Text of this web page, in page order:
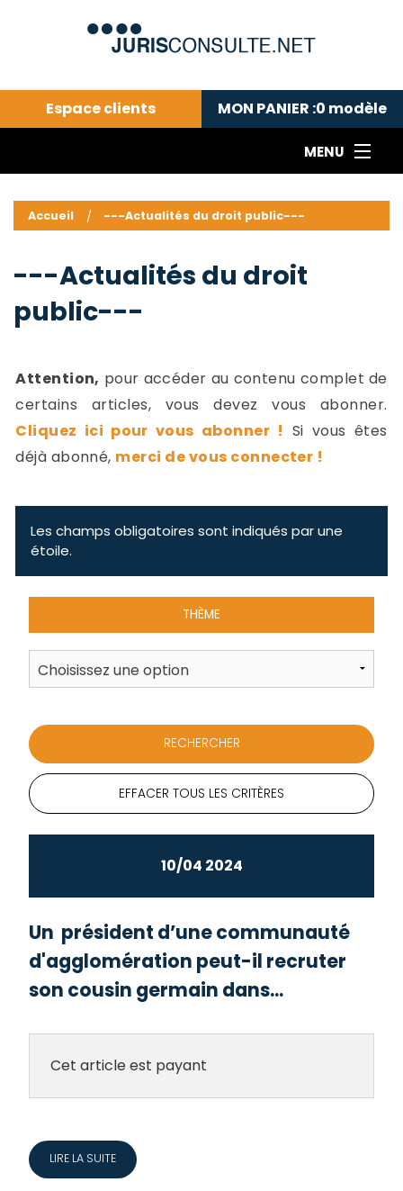
Espace clients MON PANIER :0 modèle
MENU
---Actualités du droit public---
Droit pénal---
Droit privé ---
Abonnement aux actualités
Accueil ---Actualités du droit public---
---Actualités du droit
public---
Attention, pour accéder au contenu complet de
certains articles, vous devez vous abonner.
Cliquez ici pour vous abonner ! Si vous êtes
déjà abonné, merci de vous connecter !
Les champs obligatoires sont indiqués par une
étoile.
THÈME
EFFACER TOUS LES CRITÈRES
10/04 2024
Un président d’une communauté
d'agglomération peut-il recruter
son cousin germain dans...
Cet article est payant
LIRE LA SUITE